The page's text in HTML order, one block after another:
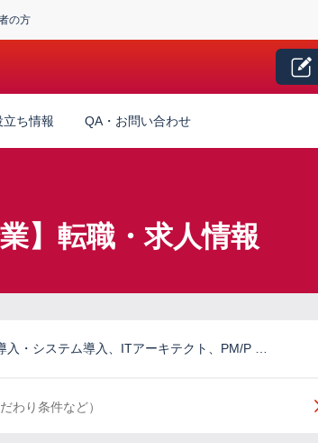
の方
立ち情報 QA・お問い合わせ
】転職・求人情報
・システム導入、ITアーキテクト、PM/P …
わり条件など）